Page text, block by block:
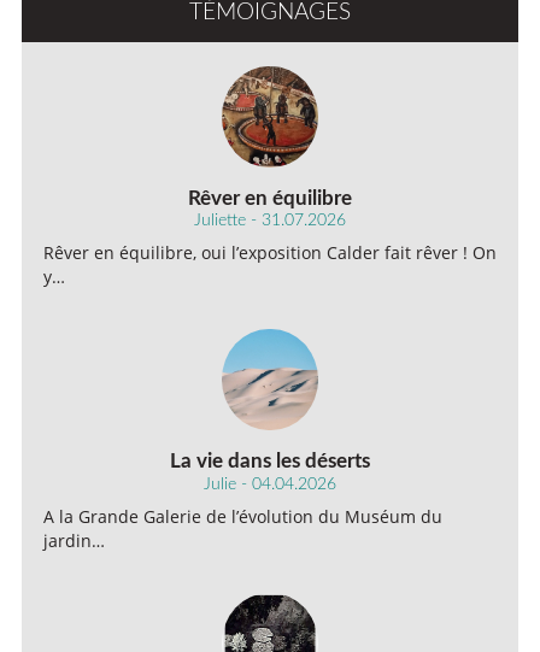
TÉMOIGNAGES
Rêver en équilibre
Juliette - 31.07.2026
Rêver en équilibre, oui l’exposition Calder fait rêver ! On
y…
La vie dans les déserts
Julie - 04.04.2026
A la Grande Galerie de l’évolution du Muséum du
jardin…